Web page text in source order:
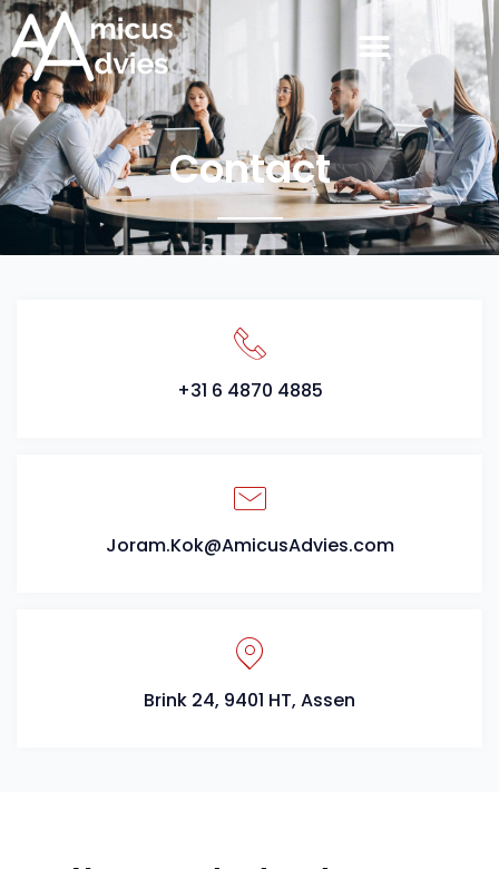
Contact
+31 6 4870 4885
Joram.Kok@AmicusAdvies.com
Brink 24, 9401 HT, Assen